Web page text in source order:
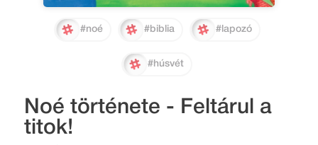
#noé #biblia #lapozó
#húsvét
Noé története - Feltárul a
titok!